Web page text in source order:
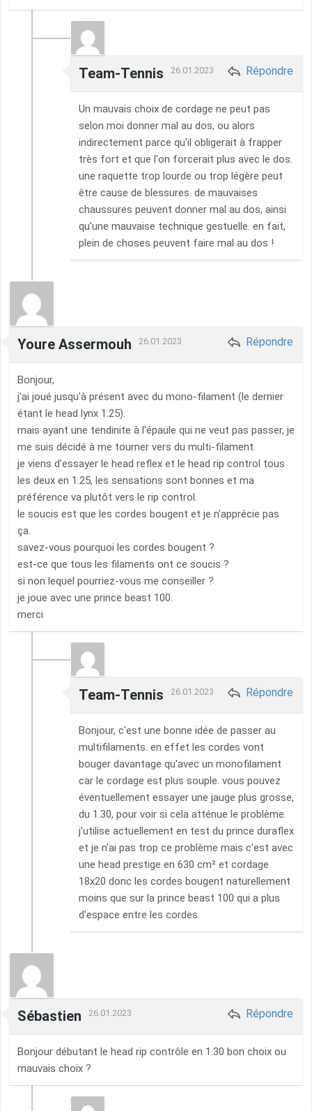
Team-Tennis 26.01.2023 Répondre
Un mauvais choix de cordage ne peut pas
selon moi donner mal au dos, ou alors
indirectement parce qu'il obligerait à frapper
très fort et que l'on forcerait plus avec le dos.
une raquette trop lourde ou trop légère peut
être cause de blessures. de mauvaises
chaussures peuvent donner mal au dos, ainsi
qu'une mauvaise technique gestuelle. en fait,
plein de choses peuvent faire mal au dos !
Youre Assermouh 26.01.2023 Répondre
Bonjour,
j'ai joué jusqu'à présent avec du mono-filament (le dernier
étant le head lynx 1.25).
mais ayant une tendinite à l'épaule qui ne veut pas passer, je
me suis décidé à me tourner vers du multi-filament.
je viens d'essayer le head reflex et le head rip control tous
les deux en 1.25, les sensations sont bonnes et ma
préférence va plutôt vers le rip control.
le soucis est que les cordes bougent et je n'apprécie pas
ça.
savez-vous pourquoi les cordes bougent ?
est-ce que tous les filaments ont ce soucis ?
si non lequel pourriez-vous me conseiller ?
je joue avec une prince beast 100.
merci
Team-Tennis 26.01.2023 Répondre
Bonjour, c'est une bonne idée de passer au
multifilaments. en effet les cordes vont
bouger davantage qu'avec un monofilament
car le cordage est plus souple. vous pouvez
éventuellement essayer une jauge plus grosse,
du 1.30, pour voir si cela atténue le problème.
j'utilise actuellement en test du prince duraflex
et je n'ai pas trop ce problème mais c'est avec
une head prestige en 630 cm² et cordage
18x20 donc les cordes bougent naturellement
moins que sur la prince beast 100 qui a plus
d'espace entre les cordes.
Sébastien 26.01.2023 Répondre
Bonjour débutant le head rip contrôle en 1.30 bon choix ou
mauvais choix ?